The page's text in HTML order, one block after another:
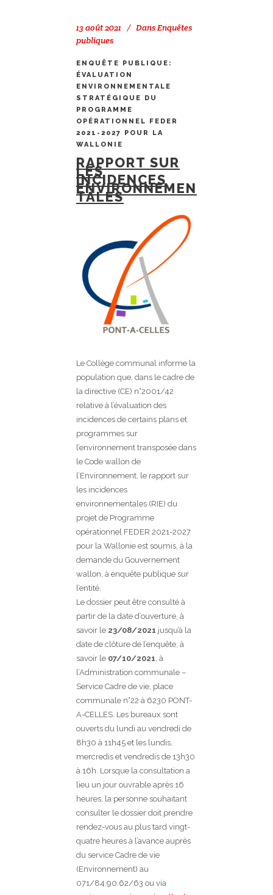
13 août 2021 DansEnquêtes
publiques
ENQUÊTE PUBLIQUE:
ÉVALUATION
ENVIRONNEMENTALE
STRATÉGIQUE DU
PROGRAMME
OPÉRATIONNEL FEDER
2021-2027 POUR LA
WALLONIE
RAPPORT SUR
LES
INCIDENCES
ENVIRONNEMEN
TALES
Le Collège communal informe la
population que, dans le cadre de
la directive (CE) n°2001/42
relative à l’évaluation des
incidences de certains plans et
programmes sur
l’environnement transposée dans
le Code wallon de
l’Environnement, le rapport sur
les incidences
environnementales (RIE) du
projet de Programme
opérationnel FEDER 2021-2027
pour la Wallonie est soumis, à la
demande du Gouvernement
wallon, à enquête publique sur
l’entité.
Le dossier peut être consulté à
partir de la date d’ouverture, à
savoir le 23/08/2021 jusqu’à la
date de clôture de l’enquête, à
savoir le 07/10/2021 , à
l’Administration communale –
Service Cadre de vie, place
communale n°22 à 6230 PONT-
A-CELLES. Les bureaux sont
ouverts du lundi au vendredi de
8h30 à 11h45 et les lundis,
mercredis et vendredis de 13h30
à 16h. Lorsque la consultation a
lieu un jour ouvrable après 16
heures, la personne souhaitant
consulter le dossier doit prendre
rendez-vous au plus tard vingt-
quatre heures à l’avance auprès
du service Cadre de vie
(Environnement) au
071/84.90.62/63 ou via